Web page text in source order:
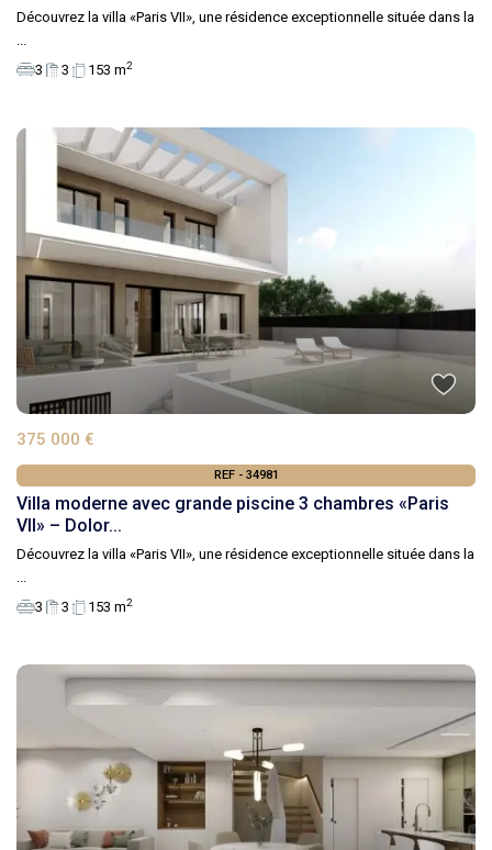
Découvrez la villa «Paris VII», une résidence exceptionnelle située dans la
3
3 153 m2
375 000 €
REF - 34981
Villa moderne avec grande piscine 3 chambres «Paris
VII» – Dolor...
Découvrez la villa «Paris VII», une résidence exceptionnelle située dans la
3
3 153 m2